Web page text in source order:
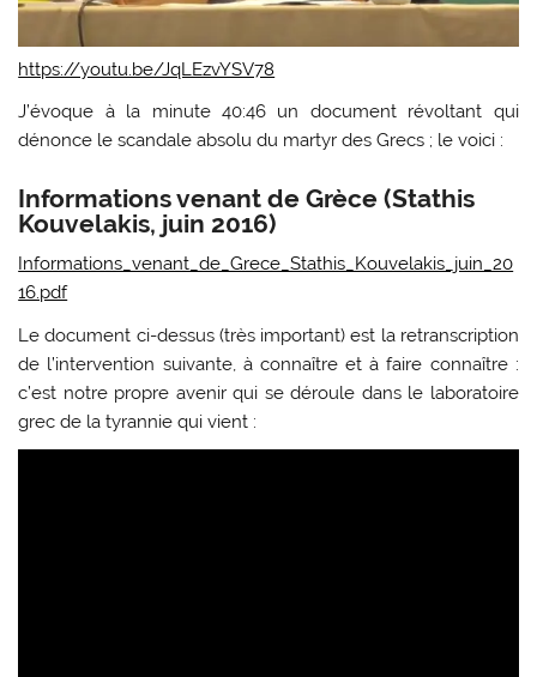
https://youtu.be/JqLEzvYSV78
J’évoque à la minute 40:46 un document révoltant qui
dénonce le scandale absolu du martyr des Grecs ; le voici :
Informations venant de Grèce (Stathis
Kouvelakis, juin 2016)
Informations_venant_de_Grece_Stathis_Kouvelakis_juin_20
16.pdf
Le document ci-dessus (très important) est la retranscription
de l’intervention suivante, à connaître et à faire connaître :
c’est notre propre avenir qui se déroule dans le laboratoire
grec de la tyrannie qui vient :